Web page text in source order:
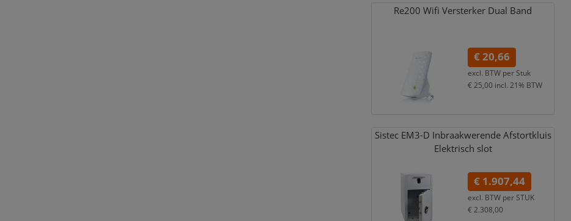
Re200 Wifi Versterker Dual Band
€ 20,66
excl. BTW per Stuk
€ 25,00 incl. 21% BTW
Sistec EM3-D Inbraakwerende Afstortkluis
Elektrisch slot
€ 1.907,44
excl. BTW per STUK
€ 2.308,00